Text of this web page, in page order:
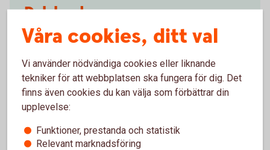
Dalsland
Dalslands Sparbank har tillsammans med hela
idéer. Vi satsar en del av vår vinst på kultur, idrott,
föreningsliv, utbildning, utveckling och
nyföretagande. På saker som gör det bättre och
trevligare att växa upp, bo och verka i Dalsland.
Mer information om projektet Tillsammans
Våra cookies, ditt val
Vi använder nödvändiga cookies eller liknande
tekniker för att webbplatsen ska fungera för dig. Det
finns även cookies du kan välja som förbättrar din
upplevelse:
Funktioner, prestanda och statistik
Relevant marknadsföring